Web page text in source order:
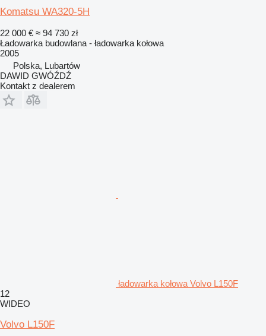
Komatsu WA320-5H
22 000 € ≈ 94 730 zł
Ładowarka budowlana - ładowarka kołowa
2005
Polska, Lubartów
DAWID GWÓŹDŹ
Kontakt z dealerem
ładowarka kołowa Volvo L150F
12
WIDEO
Volvo L150F